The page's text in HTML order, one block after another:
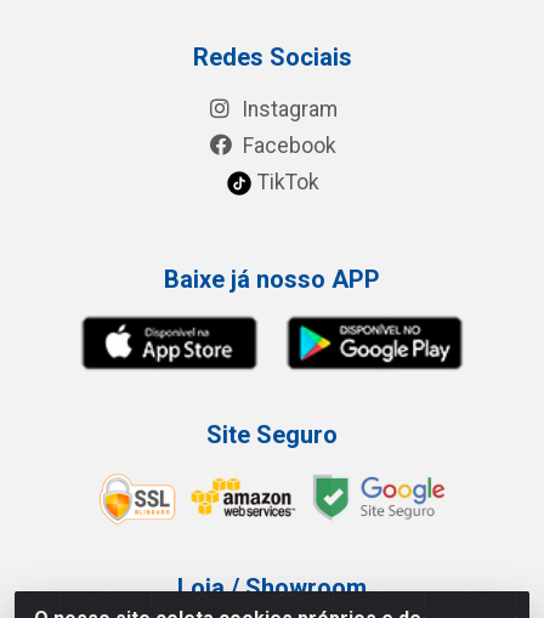
Redes Sociais
Instagram
Facebook
TikTok
Baixe já nosso APP
Site Seguro
Loja / Showroom